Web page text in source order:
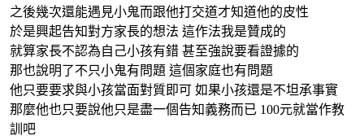
之後幾次還能遇見小鬼而跟他打交道才知道他的皮性
於是興起告知對方家長的想法 這作法我是贊成的
就算家長不認為自己小孩有錯 甚至強說要看證據的
那也說明了不只小鬼有問題 這個家庭也有問題
他只要要求與小孩當面對質即可 如果小孩還是不坦承事實
那麼他也只要說他只是盡一個告知義務而已 100元就當作教
訓吧